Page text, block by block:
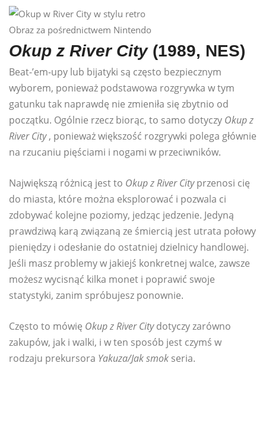
Obraz za pośrednictwem Nintendo
Okup z River City(1989, NES)
Beat-’em-upy lub bijatyki są często bezpiecznym
wyborem, ponieważ podstawowa rozgrywka w tym
gatunku tak naprawdę nie zmieniła się zbytnio od
początku. Ogólnie rzecz biorąc, to samo dotyczy Okup z
River City, ponieważ większość rozgrywki polega głównie
na rzucaniu pięściami i nogami w przeciwników.
Największą różnicą jest to Okup z River Cityprzenosi cię
do miasta, które można eksplorować i pozwala ci
zdobywać kolejne poziomy, jedząc jedzenie. Jedyną
prawdziwą karą związaną ze śmiercią jest utrata połowy
pieniędzy i odesłanie do ostatniej dzielnicy handlowej.
Jeśli masz problemy w jakiejś konkretnej walce, zawsze
możesz wycisnąć kilka monet i poprawić swoje
statystyki, zanim spróbujesz ponownie.
Często to mówię Okup z River Citydotyczy zarówno
zakupów, jak i walki, i w ten sposób jest czymś w
rodzaju prekursora Yakuza/Jak smok seria.